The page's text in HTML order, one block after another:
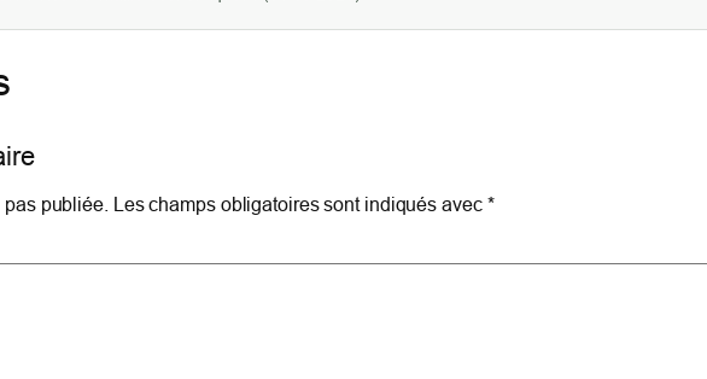
publiée. Les champs obligatoires sont indiqués avec *